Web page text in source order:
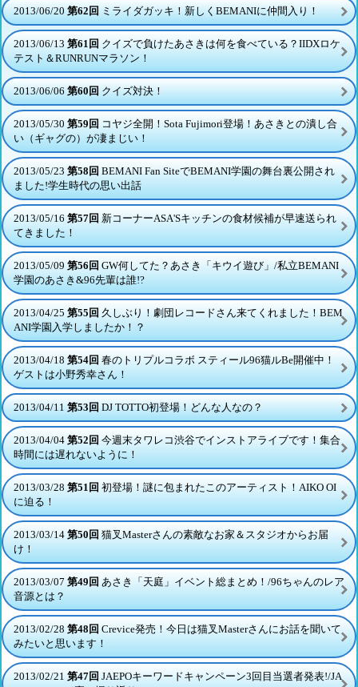
2013/06/20第62回 ミライダガッキ！新しくBEMANIに仲間入り！
2013/06/13 第61回 クイズで負けたあさきは何を食べている？IIDXロケ
テスト＆RUNRUNマラソン！
2013/06/06第60回 クイズ対決！
2013/05/30 第59回 コヤジ全開！Sota Fujimori登場！あさきとの潰し合
い（ギャグの）が凄まじい！
2013/05/23 第58回 BEMANI Fan SiteでBEMANI学園の舞台裏公開され
ました!学生時代の思い出話
2013/05/16 第57回 新コーナーASA'Sキッチンの食材候補が早速送られ
てきました！
2013/05/09 第56回 GW何してた？あさき「キウイ遊び」/私立BEMANI
学園のあさき&96先輩は誰!?
2013/04/25 第55回 久しぶり！劇団レコードさん来てくれました！BEM
ANI学園入学しましたか！？
2013/04/18 第54回 春のトリプルコラボ スティール96猫ルBe開催中！
ゲストは小野秀幸さん！
2013/04/11第53回 DJ TOTTO初登場！どんな人なの？
2013/04/04 第52回 今週末タワレコ渋谷でインストアライブです！集合
時間には遅れないように！
2013/03/28 第51回 初登場！謎に包まれたこのアーティスト！AIKO OI
に迫る！
2013/03/14 第50回 猫叉Masterさんの素敵なお家＆スタジオからお届
け！
2013/03/07 第49回 あさき「天庭」イベント総まとめ！/96ちゃんのレア
音源とは？
2013/02/28 第48回 Crevice発売！今日は猫叉Masterさんにお話を聞いて
みたいと思います！
2013/02/21 第47回 JAEPOキーワードキャンペーン3回目当選者発表!/JA